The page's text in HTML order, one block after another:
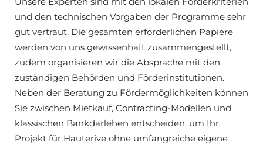
und den technischen Vorgaben der Programme sehr
gut vertraut. Die gesamten erforderlichen Papiere
werden von uns gewissenhaft zusammengestellt,
zudem organisieren wir die Absprache mit den
zuständigen Behörden und Förderinstitutionen.
Neben der Beratung zu Fördermöglichkeiten können
Sie zwischen Mietkauf, Contracting-Modellen und
klassischen Bankdarlehen entscheiden, um Ihr
Projekt für Hauterive ohne umfangreiche eigene